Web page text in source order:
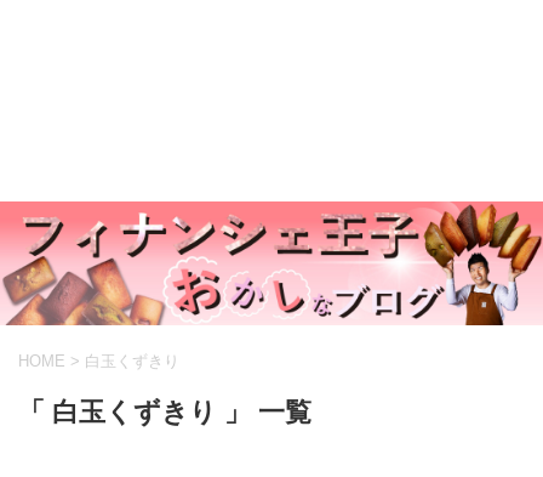
HOME > 白玉くずきり
「 白玉くずきり 」 一覧